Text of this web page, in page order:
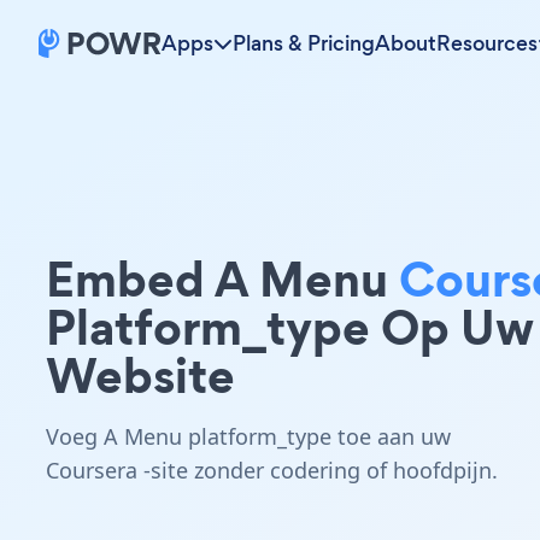
Apps Plans & PricingAboutResources
Embed A Menu
Platform_type Op Uw
Website
Voeg A Menu platform_type toe aan uw
Coursera -site zonder codering of hoofdpijn.